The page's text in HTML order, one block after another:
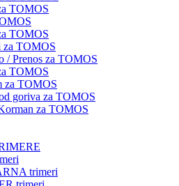
TOMOS
TOMOS
za TOMOS
/ Prenos za TOMOS
TOMOS
za TOMOS
goriva za TOMOS
za TOMOS
trimeri